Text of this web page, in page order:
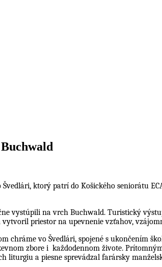
ktorý patrí do Košického seniorátu
vystúpili na vrch Buchwald. Turistický
priestor na upevnenie vzťahov,
chráme vo Švedlári, spojené s ukončením
zbore i každodennom živote.
liturgiu a piesne sprevádzal farársky